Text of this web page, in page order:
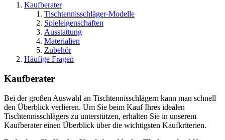
Kaufberater
Tischtennisschläger-Modelle
Spieleigenschaften
Ausstattung
Materialien
Zubehör
Häufige Fragen
Kaufberater
Bei der großen Auswahl an Tischtennisschlägern kann man schnell
den Überblick verlieren. Um Sie beim Kauf Ihres idealen
Tischtennisschlägers zu unterstützen, erhalten Sie in unserem
Kaufberater einen Überblick über die wichtigsten Kaufkriterien.